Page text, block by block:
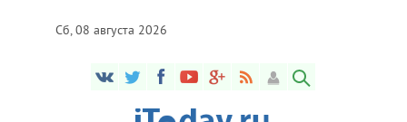
Сб, 08 августа 2026